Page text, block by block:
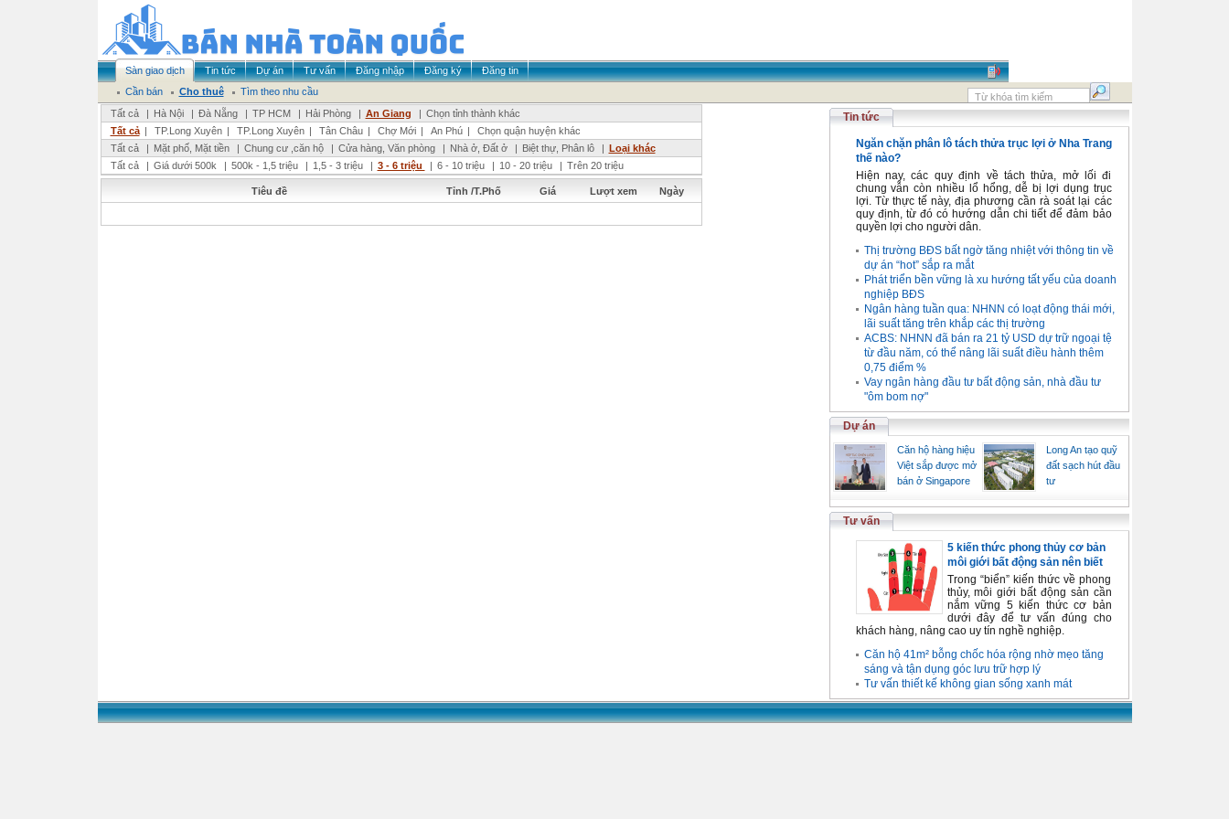
Sàn giao dịch Tin tức Dự án Tư vấn Đăng nhập Đăng ký
Đăng tin
Cần bán
Cho thuê
Tìm theo nhu cầu
Tất cả
| Hà Nội | Đà Nẵng | TP HCM | Hải Phòng | An Giang | Chọn tỉnh thành khác
Tất cả | TP.Long Xuyên | TP.Long Xuyên | Tân Châu | Chợ Mới | An Phú |
Chọn quận huyện khác
Tất cả
| Mặt phố, Mặt tiền | Chung cư ,căn hộ | Cửa hàng, Văn phòng | Nhà ở, Đất ở | Biệt thự, Phân lô | Loại khác
Tất cả
| Giá dưới 500k | 500k - 1,5 triệu | 1,5 - 3 triệu | 3 - 6 triệu | 6 - 10 triệu | 10 - 20 triệu | Trên 20 triệu
Tiêu đề Tỉnh /T.Phố Giá Lượt xem Ngày
Tin tức
Ngăn chặn phân lô tách thửa trục lợi ở Nha Trang
thế nào?
Hiện nay, các quy định về tách thửa, mở lối đi
chung vẫn còn nhiều lổ hổng, dễ bị lợi dụng trục
lợi. Từ thực tế này, địa phương cần rà soát lại các
quy định, từ đó có hướng dẫn chi tiết để đảm bảo
quyền lợi cho người dân.
Thị trường BĐS bất ngờ tăng nhiệt với thông tin về
dự án “hot” sắp ra mắt
Phát triển bền vững là xu hướng tất yếu của doanh
nghiệp BĐS
Ngân hàng tuần qua: NHNN có loạt động thái mới,
lãi suất tăng trên khắp các thị trường
ACBS: NHNN đã bán ra 21 tỷ USD dự trữ ngoại tệ
từ đầu năm, có thể nâng lãi suất điều hành thêm
0,75 điểm %
Vay ngân hàng đầu tư bất động sản, nhà đầu tư
"ôm bom nợ"
Dự án
Căn hộ hàng hiệu
Việt sắp được mở
bán ở Singapore
Long An tạo quỹ
đất sạch hút đầu
tư
Tư vấn
5 kiến thức phong thủy cơ bản
môi giới bất động sản nên biết
Trong “biển” kiến thức về phong
thủy, môi giới bất động sản cần
nắm vững 5 kiến thức cơ bản
dưới đây để tư vấn đúng cho
khách hàng, nâng cao uy tín nghề nghiệp.
Căn hộ 41m² bỗng chốc hóa rộng nhờ mẹo tăng
sáng và tận dụng góc lưu trữ hợp lý
Tư vấn thiết kế không gian sống xanh mát